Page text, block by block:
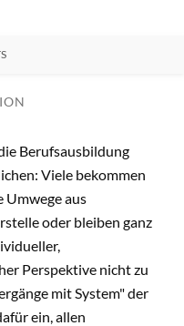
Berufsausbildung
Viele bekommen
Umwege aus
oder bleiben ganz
Perspektive nicht zu
mit System" der
ein, allen